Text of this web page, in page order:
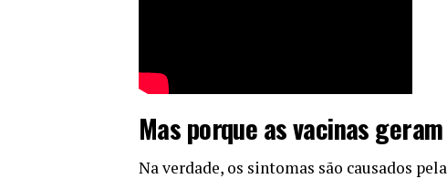
Mas porque as vacinas
Na verdade, os sintomas são causados